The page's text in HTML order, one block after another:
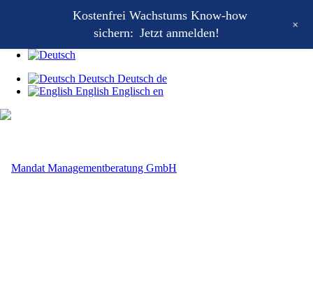
Mandat Wachstums-Wochenstart
Deutsch Deutsch de
English Englisch en
Kostenfrei Wachstums Know-how
sichern: Jetzt anmelden!
+